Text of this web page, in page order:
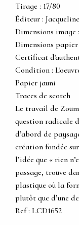
Tirage : 17/80
Éditeur :
Dimensions image
Dimensions papier
Certificat
Condition :
Papier jauni
Traces de scotch
Le travail de
question radicale
d’abord de
création fondée
l’idée que « rien
passage, trouve
plastique où la
plutôt que d’une
Ref : LCD1652